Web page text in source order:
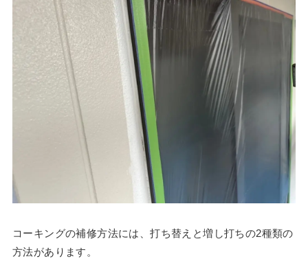
コーキングの補修方法には、打ち替えと増し打ちの2種類の
方法があります。